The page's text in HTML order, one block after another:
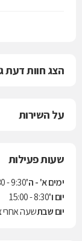
גאדג'טים, מוצרי
צעצועים, משחקים,
הצג חוות דעת
על השירות
שעות פעילות
ימים א' - ה'9:30 - 21:30
יום ו'8:30 - 15:00
יום שבתשעה אחרי